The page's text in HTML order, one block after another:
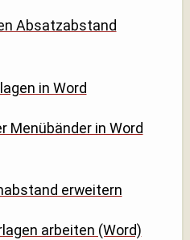
Absatzabstand
in Word
Menübänder in Word
erweitern
arbeiten (Word)